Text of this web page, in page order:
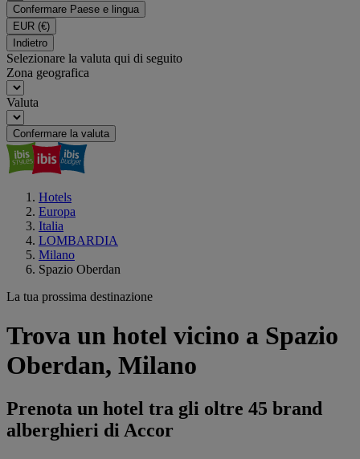
Confermare Paese e lingua
EUR (€)
Indietro
Selezionare la valuta qui di seguito
Zona geografica
Valuta
Confermare la valuta
Hotels
Europa
Italia
LOMBARDIA
Milano
Spazio Oberdan
La tua prossima destinazione
Trova un hotel vicino a Spazio
Oberdan, Milano
Prenota un hotel tra gli oltre 45 brand
alberghieri di Accor